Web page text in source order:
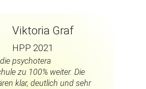
Viktoria Graf
HPP 2021
psychotera
zu 100% weiter. Die
klar, deutlich und sehr